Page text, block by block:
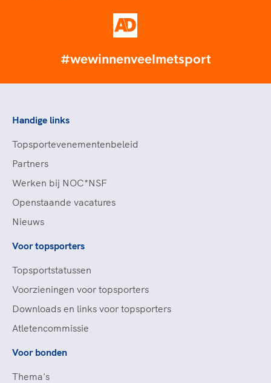
#wewinnenveelmetsport
Handige links
Topsportevenementenbeleid
Partners
Werken bij NOC*NSF
Openstaande vacatures
Nieuws
Voor topsporters
Topsportstatussen
Voorzieningen voor topsporters
Downloads en links voor topsporters
Atletencommissie
Voor bonden
Thema's